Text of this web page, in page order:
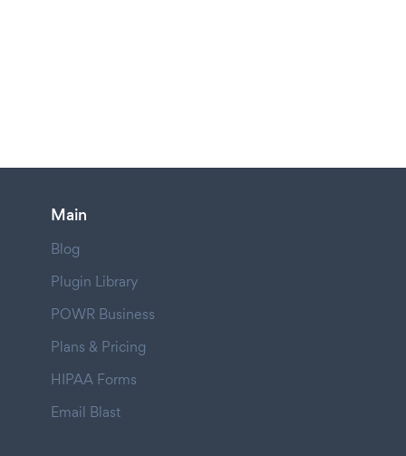
Main
Blog
Plugin Library
POWR Business
Plans & Pricing
HIPAA Forms
Email Blast